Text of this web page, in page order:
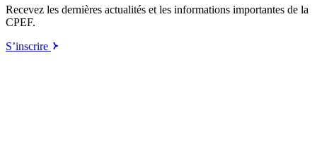
Recevez les dernières actualités et les informations importantes de la
CPEF.
S’inscrire